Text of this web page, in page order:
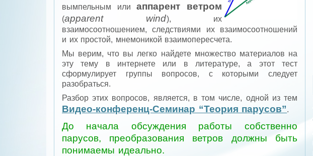
вымпельным илиаппарент ветром
(apparent wind), их
взаимосоотношением, следствиями их взаимосоотношений
и их простой, мнемоникой взаимопересчета.
Мы верим, что вы легко найдете множество материалов на
эту тему в интернете или в литературе, а этот тест
сформулирует группы вопросов, с которыми следует
разобраться.
Разбор этих вопросов, является, в том числе, одной из тем
Видео-конференц-Семинар “Теория парусов”.
До начала обсуждения работы собственно
парусов, преобразования ветров должны быть
понимаемы идеально.